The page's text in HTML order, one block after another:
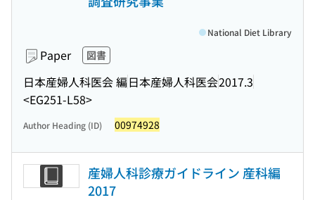
Paper 図書
日本産婦人科医会 編日本産婦人科医会2017.3
<EG251-L58>
National Diet Library
Author Heading (ID) 00974928
産婦人科診療ガイドライン 産科編
2017